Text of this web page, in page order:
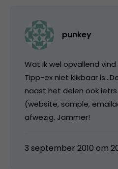
punkey
Wat ik wel opvallend
Tipp-ex niet klikbaar
naast het delen ook
(website, sample,
afwezig. Jammer!
3 september 2010 om